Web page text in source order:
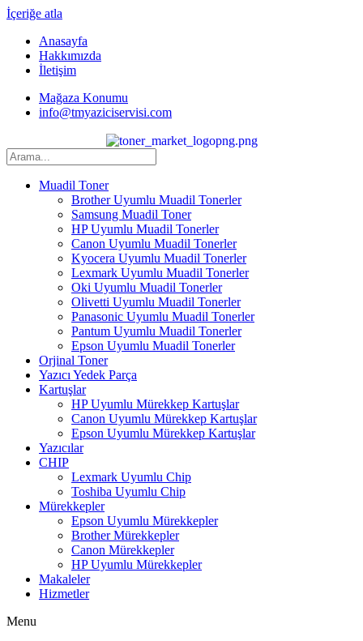
İçeriğe atla
Anasayfa
Hakkımızda
İletişim
Mağaza Konumu
info@tmyaziciservisi.com
Muadil Toner
Brother Uyumlu Muadil Tonerler
Samsung Muadil Toner
HP Uyumlu Muadil Tonerler
Canon Uyumlu Muadil Tonerler
Kyocera Uyumlu Muadil Tonerler
Lexmark Uyumlu Muadil Tonerler
Oki Uyumlu Muadil Tonerler
Olivetti Uyumlu Muadil Tonerler
Panasonic Uyumlu Muadil Tonerler
Pantum Uyumlu Muadil Tonerler
Epson Uyumlu Muadil Tonerler
Orjinal Toner
Yazıcı Yedek Parça
Kartuşlar
HP Uyumlu Mürekkep Kartuşlar
Canon Uyumlu Mürekkep Kartuşlar
Epson Uyumlu Mürekkep Kartuşlar
Yazıcılar
CHIP
Lexmark Uyumlu Chip
Toshiba Uyumlu Chip
Mürekkepler
Epson Uyumlu Mürekkepler
Brother Mürekkepler
Canon Mürekkepler
HP Uyumlu Mürekkepler
Makaleler
Hizmetler
Menu